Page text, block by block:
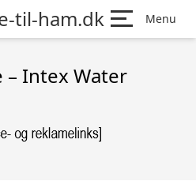
til-ham.dk Menu
Intex Water